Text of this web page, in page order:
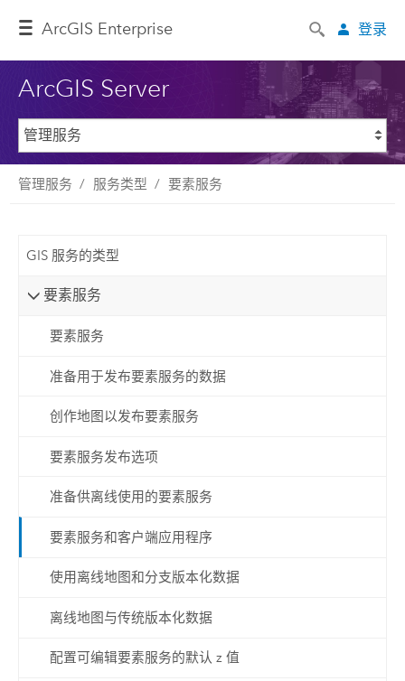
ArcGIS Enterprise 登录
ArcGIS Server
管理服务 服务类型 要素服务
GIS 服务的类型
要素服务
要素服务
准备用于发布要素服务的数据
创作地图以发布要素服务
要素服务发布选项
准备供离线使用的要素服务
要素服务和客户端应用程序
使用离线地图和分支版本化数据
离线地图与传统版本化数据
配置可编辑要素服务的默认 z 值